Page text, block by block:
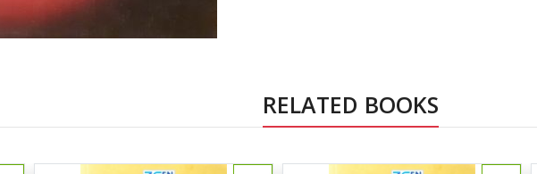
RELATED BOOKS